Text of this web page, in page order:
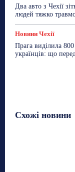
Два авто з Чехії
людей тяжко
Новини Чехії
Прага виділила
українців: що
Схожі новини